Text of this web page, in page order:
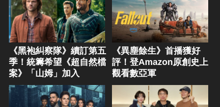
《黑袍糾察隊》續訂第五
季！統籌希望《超自然檔
案》「山姆」加入
《異塵餘生》首播獲好
評！登Amazon原創史上
觀看數亞軍